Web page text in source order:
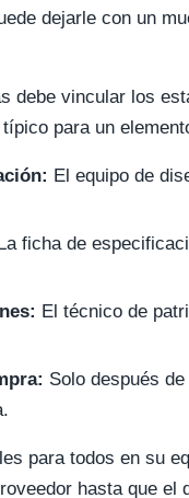
dejarle con un
debe vincular los
para un
El equipo de
ficha de
El técnico de
Solo después
para todos en su
hasta que